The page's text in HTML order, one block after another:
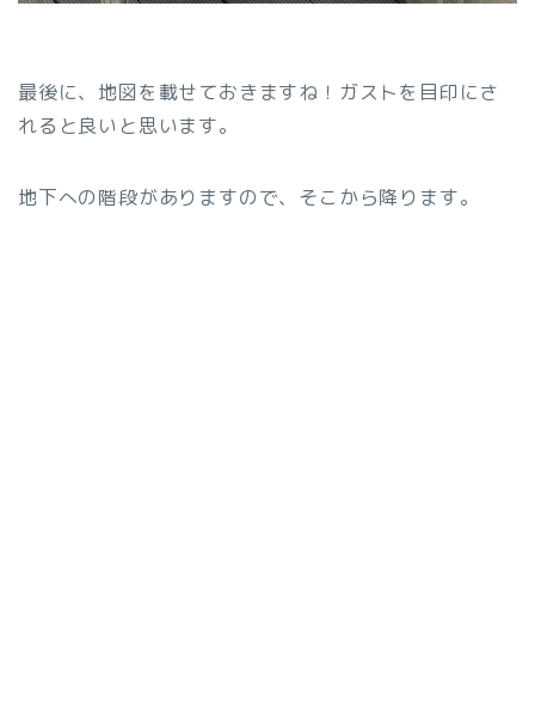
最後に、地図を載せておきますね！ガストを目印にさ
れると良いと思います。
地下への階段がありますので、そこから降ります。